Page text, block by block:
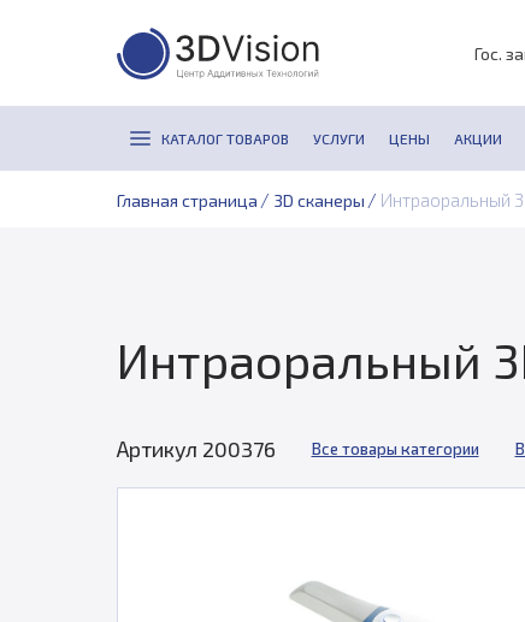
Гос.
КАТАЛОГ ТОВАРОВ УСЛУГИ ЦЕНЫ АКЦИИ
Главная страница / 3D сканеры / Интраоральный
Интраоральный
Артикул 200376 Все товары категории